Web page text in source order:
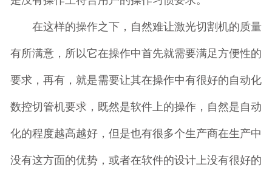
在这样的操作之下，自然难让激光切割机的质量
有所满意，所以它在操作中首先就需要满足方便性的
要求，再有，就是需要让其在操作中有很好的自动化
数控切管机要求，既然是软件上的操作，自然是自动
化的程度越高越好，但是也有很多个生产商在生产中
没有这方面的优势，或者在软件的设计上没有很好的